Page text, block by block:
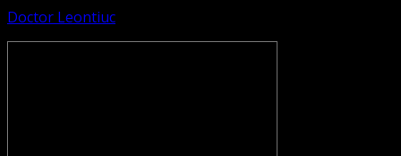
Doctor Leontiuc